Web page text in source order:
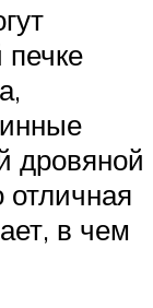
печке
дровяной
в чем